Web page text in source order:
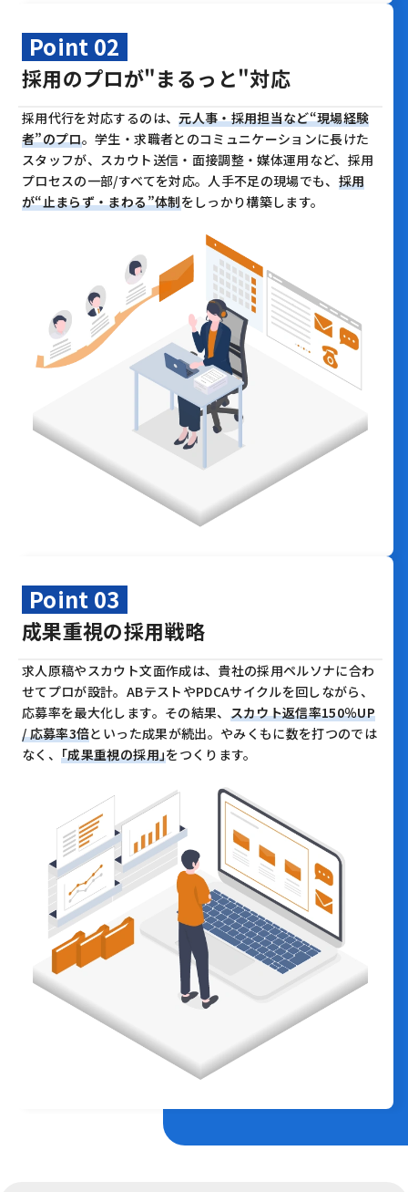
Point 02
採用のプロが"まるっと"対応
採用代行を対応するのは、元人事・採用担当など“現場経験
者”のプロ。学生・求職者とのコミュニケーションに長けた
スタッフが、 スカウト送信・面接調整・媒体運用など、採用
プロセスの一部/すべてを対応。人手不足の現場でも、 採用
が“止まらず・まわる”体制をしっかり構築します。
Point 03
成果重視の採用戦略
求人原稿やスカウト文面作成は、貴社の採用ペルソナに合わ
せてプロが設計。 ABテストやPDCAサイクルを回しながら、
応募率を最大化します。 その結果、 スカウト返信率150％UP
/ 応募率3倍といった成果が続出。 やみくもに数を打つのでは
なく、｢成果重視の採用｣をつくります。